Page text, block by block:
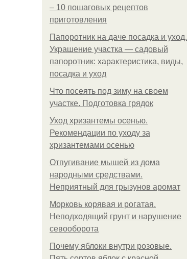
– 10 пошаговых рецептов
приготовления
Папоротник на даче посадка и уход.
Украшение участка — садовый
папоротник: характеристика, виды,
посадка и уход
Что посеять под зиму на своем
участке. Подготовка грядок
Уход хризантемы осенью.
Рекомендации по уходу за
хризантемами осенью
Отпугивание мышей из дома
народными средствами.
Неприятный для грызунов аромат
Морковь корявая и рогатая.
Неподходящий грунт и нарушение
севооборота
Почему яблоки внутри розовые.